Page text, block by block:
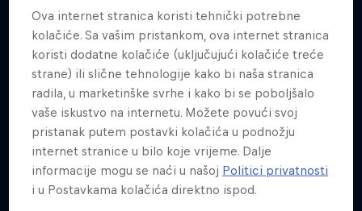
Ova internet stranica koristi tehnički potrebne
kolačiće. Sa vašim pristankom, ova internet stranica
koristi dodatne kolačiće (uključujući kolačiće treće
strane) ili slične tehnologije kako bi naša stranica
radila, u marketinške svrhe i kako bi se poboljšalo
vaše iskustvo na internetu. Možete povući svoj
pristanak putem postavki kolačića u podnožju
internet stranice u bilo koje vrijeme. Dalje
informacije mogu se naći u našoj Politici privatnosti
i u Postavkama kolačića direktno ispod.